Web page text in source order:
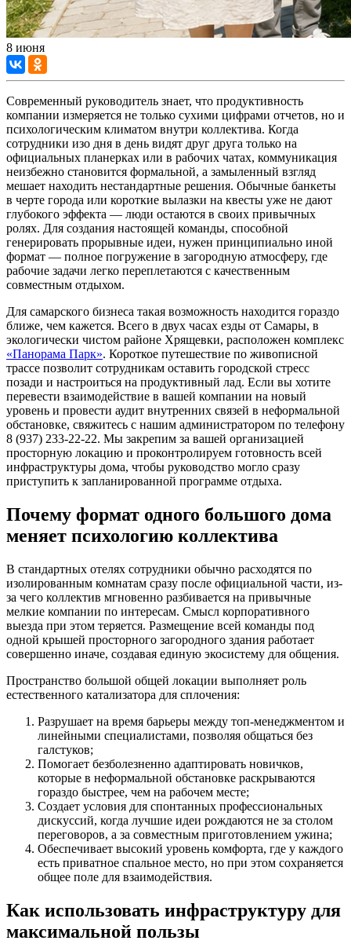
8 июня
Современный руководитель знает, что продуктивность
компании измеряется не только сухими цифрами отчетов, но и
психологическим климатом внутри коллектива. Когда
сотрудники изо дня в день видят друг друга только на
официальных планерках или в рабочих чатах, коммуникация
неизбежно становится формальной, а замыленный взгляд
мешает находить нестандартные решения. Обычные банкеты
в черте города или короткие вылазки на квесты уже не дают
глубокого эффекта — люди остаются в своих привычных
ролях. Для создания настоящей команды, способной
генерировать прорывные идеи, нужен принципиально иной
формат — полное погружение в загородную атмосферу, где
рабочие задачи легко переплетаются с качественным
совместным отдыхом.
Для самарского бизнеса такая возможность находится гораздо
ближе, чем кажется. Всего в двух часах езды от Самары, в
экологически чистом районе Хрящевки, расположен комплекс
«Панорама Парк». Короткое путешествие по живописной
трассе позволит сотрудникам оставить городской стресс
позади и настроиться на продуктивный лад. Если вы хотите
перевести взаимодействие в вашей компании на новый
уровень и провести аудит внутренних связей в неформальной
обстановке, свяжитесь с нашим администратором по телефону
8 (937) 233-22-22. Мы закрепим за вашей организацией
просторную локацию и проконтролируем готовность всей
инфраструктуры дома, чтобы руководство могло сразу
приступить к запланированной программе отдыха.
Почему формат одного большого дома
меняет психологию коллектива
В стандартных отелях сотрудники обычно расходятся по
изолированным комнатам сразу после официальной части, из-
за чего коллектив мгновенно разбивается на привычные
мелкие компании по интересам. Смысл корпоративного
выезда при этом теряется. Размещение всей команды под
одной крышей просторного загородного здания работает
совершенно иначе, создавая единую экосистему для общения.
Пространство большой общей локации выполняет роль
естественного катализатора для сплочения:
Разрушает на время барьеры между топ-менеджментом и
линейными специалистами, позволяя общаться без
галстуков;
Помогает безболезненно адаптировать новичков,
которые в неформальной обстановке раскрываются
гораздо быстрее, чем на рабочем месте;
Создает условия для спонтанных профессиональных
дискуссий, когда лучшие идеи рождаются не за столом
переговоров, а за совместным приготовлением ужина;
Обеспечивает высокий уровень комфорта, где у каждого
есть приватное спальное место, но при этом сохраняется
общее поле для взаимодействия.
Как использовать инфраструктуру для
максимальной пользы